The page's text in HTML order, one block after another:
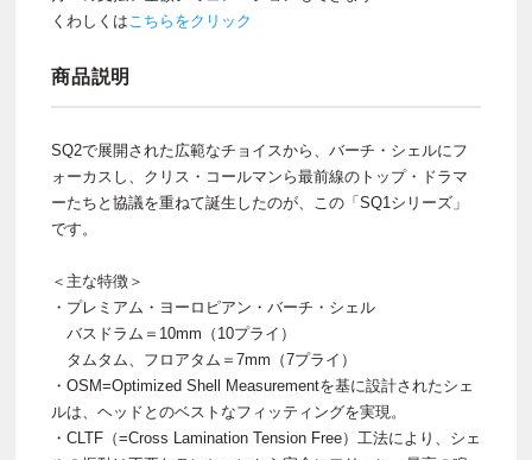
くわしくはこちらをクリック
商品説明
SQ2で展開された広範なチョイスから、バーチ・シェルにフ
ォーカスし、クリス・コールマンら最前線のトップ・ドラマ
ーたちと協議を重ねて誕生したのが、この「SQ1シリーズ」
です。
＜主な特徴＞
・プレミアム・ヨーロピアン・バーチ・シェル
バスドラム＝10mm（10プライ）
タムタム、フロアタム＝7mm（7プライ）
・OSM=Optimized Shell Measurementを基に設計されたシェ
ルは、ヘッドとのベストなフィッティングを実現。
・CLTF（=Cross Lamination Tension Free）工法により、シェ